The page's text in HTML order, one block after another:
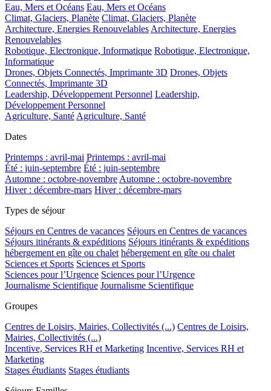
Eau, Mers et Océans Eau, Mers et Océans
Climat, Glaciers, Planète Climat, Glaciers, Planète
Architecture, Energies Renouvelables Architecture, Energies
Renouvelables
Robotique, Electronique, Informatique Robotique, Electronique,
Informatique
Drones, Objets Connectés, Imprimante 3D Drones, Objets
Connectés, Imprimante 3D
Leadership, Développement Personnel Leadership,
Développement Personnel
Agriculture, Santé Agriculture, Santé
Dates
Printemps : avril-mai Printemps : avril-mai
Été : juin-septembre Été : juin-septembre
Automne : octobre-novembre Automne : octobre-novembre
Hiver : décembre-mars Hiver : décembre-mars
Types de séjour
Séjours en Centres de vacances Séjours en Centres de vacances
Séjours itinérants & expéditions Séjours itinérants & expéditions
hébergement en gîte ou chalet hébergement en gîte ou chalet
Sciences et Sports Sciences et Sports
Sciences pour l’Urgence Sciences pour l’Urgence
Journalisme Scientifique Journalisme Scientifique
Groupes
Centres de Loisirs, Mairies, Collectivités (...) Centres de Loisirs,
Mairies, Collectivités (...)
Incentive, Services RH et Marketing Incentive, Services RH et
Marketing
Stages étudiants Stages étudiants